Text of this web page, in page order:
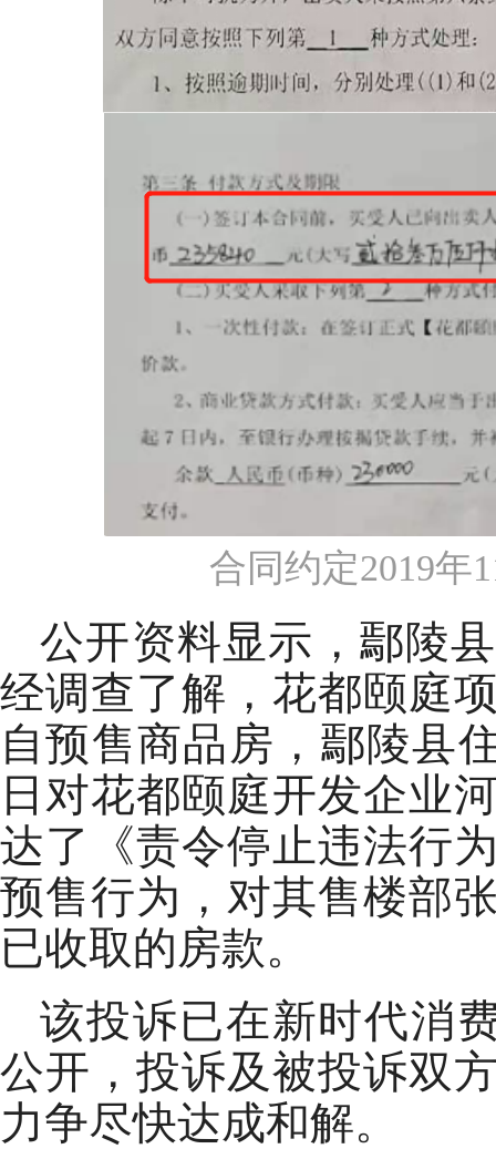
合同约定2019年
公开资料显示，鄢陵
经调查了解，花都颐庭
自预售商品房，鄢陵县
日对花都颐庭开发企业
达了《责令停止违法行
预售行为，对其售楼部
已收取的房款。
该投诉已在新时代消
公开，投诉及被投诉双
力争尽快达成和解。